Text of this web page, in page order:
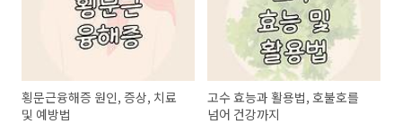
횡문근융해증 원인, 증상, 치료
및 예방법
고수 효능과 활용법, 호불호를
넘어 건강까지